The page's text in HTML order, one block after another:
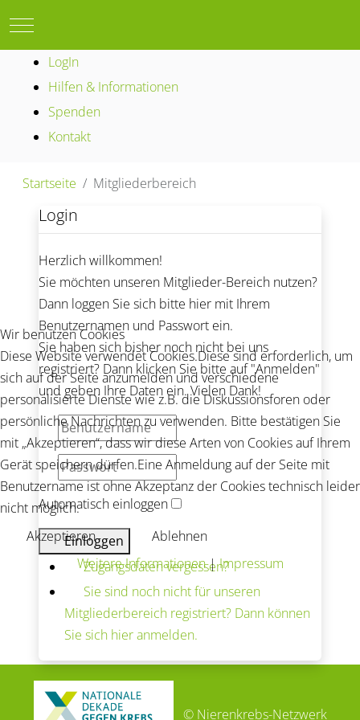
Mobile Menu Toggle
LogIn
Hilfen & Informationen
Spenden
Kontakt
Startseite Mitgliederbereich
Login
Herzlich willkommen!
Sie möchten unseren Mitglieder-Bereich nutzen?
Dann loggen Sie sich bitte hier mit Ihrem
Benutzernamen und Passwort ein.
Sie haben sich bisher noch nicht bei uns
registriert? Dann klicken Sie bitte auf "Anmelden"
und geben Ihre Daten ein. Vielen Dank!
Automatisch einloggen
Einloggen
Zugangsdaten vergessen?
Sie sind noch nicht für unseren
Mitgliederbereich registriert? Dann können
Sie sich hier anmelden.
© Nierenkrebs-Netzwerk
Wir benutzen Cookies
Diese Website verwendet Cookies.Diese sind erforderlich, um
sich auf der Seite anzumelden und verschiedene
personalisierte Dienste wie z.B. die Diskussionsforen oder
persönliche Nachrichten zu verwenden. Bitte bestätigen Sie
mit „Akzeptieren“, dass wir diese Arten von Cookies auf Ihrem
Gerät speichern dürfen.Eine Anmeldung auf der Seite mit
Benutzername ist ohne Akzeptanz der Cookies technisch leider
nicht möglich.
Akzeptieren
Ablehnen
Weitere Informationen|Impressum